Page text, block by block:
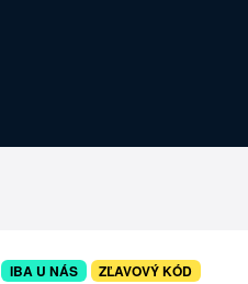
IBA U NÁS ZĽAVOVÝ KÓD